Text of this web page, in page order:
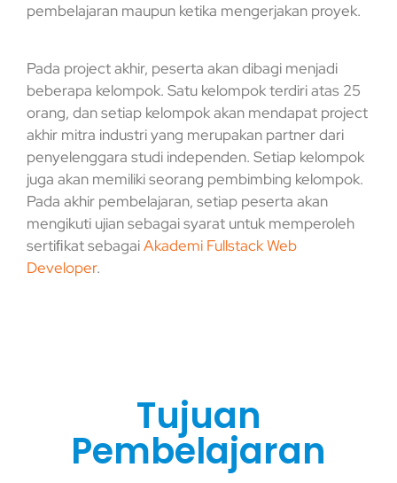
pembelajaran maupun ketika mengerjakan proyek.
Pada project akhir, peserta akan dibagi menjadi
beberapa kelompok. Satu kelompok terdiri atas 25
orang, dan setiap kelompok akan mendapat project
akhir mitra industri yang merupakan partner dari
penyelenggara studi independen. Setiap kelompok
juga akan memiliki seorang pembimbing kelompok.
Pada akhir pembelajaran, setiap peserta akan
mengikuti ujian sebagai syarat untuk memperoleh
sertiﬁkat sebagaiAkademi Fullstack Web
Developer.
Tujuan
Pembelajaran